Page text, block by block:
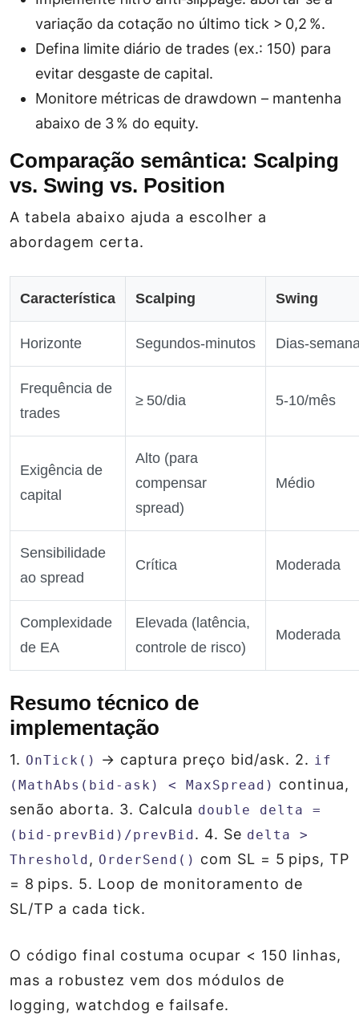
variação da cotação no último tick > 0,2 %.
Defina limite diário de trades (ex.: 150) para
evitar desgaste de capital.
Monitore métricas de drawdown – mantenha
abaixo de 3 % do equity.
Comparação semântica: Scalping
vs. Swing vs. Position
A tabela abaixo ajuda a escolher a
abordagem certa.
Característica Scalping Swing
Horizonte Segundos‑minutos
Frequência de
trades
≥ 50/dia 5‑10/mês
Exigência de
capital
Alto (para
compensar
spread)
Médio
Sensibilidade
ao spread
Crítica Moderada
Complexidade
de EA
Elevada (latência,
controle de risco)
Moderada
Resumo técnico de
implementação
1. OnTick() → captura preço bid/ask. 2. if
(MathAbs(bid‑ask) < MaxSpread) continua,
senão aborta. 3. Calcula double delta =
(bid‑prevBid)/prevBid . 4. Se delta >
Threshold , OrderSend() com SL = 5 pips, TP
= 8 pips. 5. Loop de monitoramento de
SL/TP a cada tick.
O código final costuma ocupar < 150 linhas,
mas a robustez vem dos módulos de
logging, watchdog e failsafe.